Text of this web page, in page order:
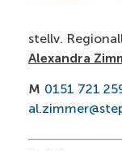
stellv.
Alexandra
M 0151 721